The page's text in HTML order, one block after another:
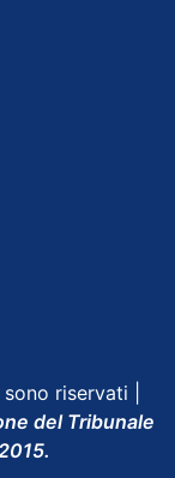
riservati |
del Tribunale